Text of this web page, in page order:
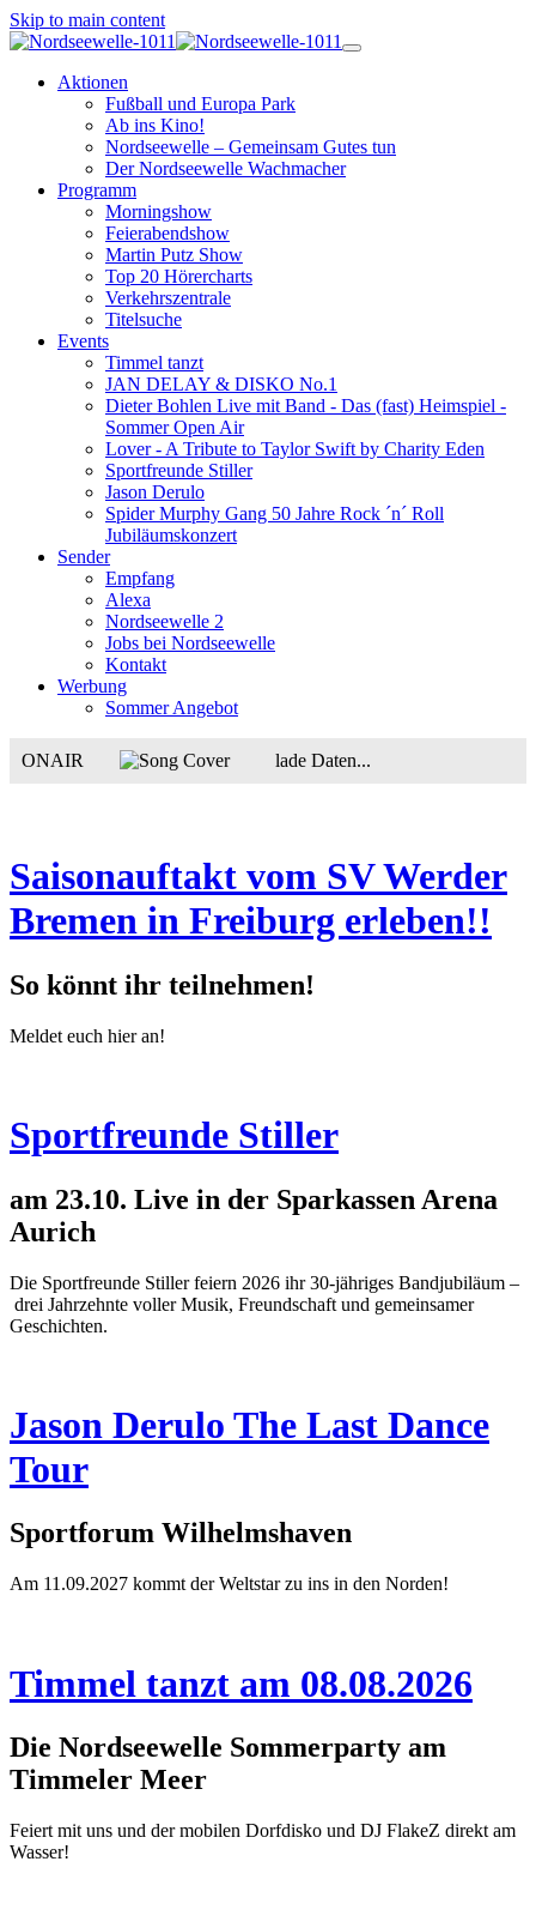
Skip to main content
Aktionen
Fußball und Europa Park
Ab ins Kino!
Nordseewelle – Gemeinsam Gutes tun
Der Nordseewelle Wachmacher
Programm
Morningshow
Feierabendshow
Martin Putz Show
Top 20 Hörercharts
Verkehrszentrale
Titelsuche
Events
Timmel tanzt
JAN DELAY & DISKO No.1
Dieter Bohlen Live mit Band - Das (fast) Heimspiel -
Sommer Open Air
Lover - A Tribute to Taylor Swift by Charity Eden
Sportfreunde Stiller
Jason Derulo
Spider Murphy Gang 50 Jahre Rock ´n´ Roll
Jubiläumskonzert
Sender
Empfang
Alexa
Nordseewelle 2
Jobs bei Nordseewelle
Kontakt
Werbung
Sommer Angebot
ONAIR lade Daten...
Saisonauftakt vom SV Werder
Bremen in Freiburg erleben!!
So könnt ihr teilnehmen!
Meldet euch hier an!
Sportfreunde Stiller
am 23.10. Live in der Sparkassen Arena
Aurich
Die Sportfreunde Stiller feiern 2026 ihr 30-jähriges Bandjubiläum –
drei Jahrzehnte voller Musik, Freundschaft und gemeinsamer
Geschichten.
Jason Derulo The Last Dance
Tour
Sportforum Wilhelmshaven
Am 11.09.2027 kommt der Weltstar zu ins in den Norden!
Timmel tanzt am 08.08.2026
Die Nordseewelle Sommerparty am
Timmeler Meer
Feiert mit uns und der mobilen Dorfdisko und DJ FlakeZ direkt am
Wasser!